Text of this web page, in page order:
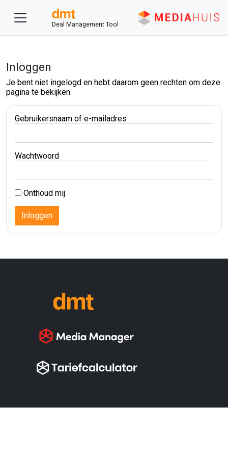
Deal Management Tool
Inloggen
Je bent niet ingelogd en hebt daarom geen rechten om deze
pagina te bekijken.
Gebruikersnaam of e-mailadres
Wachtwoord
Onthoud mij